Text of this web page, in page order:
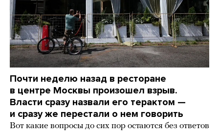
Почти неделю назад в ресторане
в центре Москвы произошел взрыв.
Власти сразу назвали его терактом —
и сразу же перестали о нем говорить
Вот какие вопросы до сих пор остаются без ответов